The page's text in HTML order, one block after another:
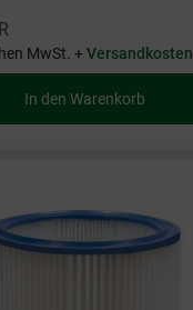
MwSt. +Versandkosten
In den Warenkorb